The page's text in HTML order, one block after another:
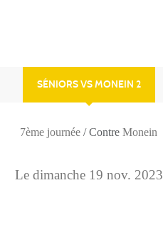
SÉNIORS VS MONEIN 2
7ème journée/ ContreMonein
Le dimanche 19 nov. 2023